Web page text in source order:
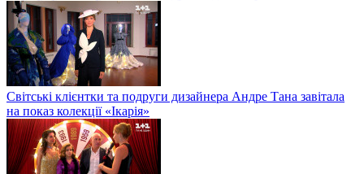
Світські клієнтки та подруги дизайнера Андре Тана завітала
на показ колекції «Ікарія»